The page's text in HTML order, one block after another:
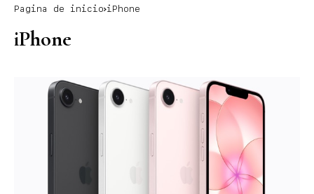
Pagina de inicio iPhone
iPhone